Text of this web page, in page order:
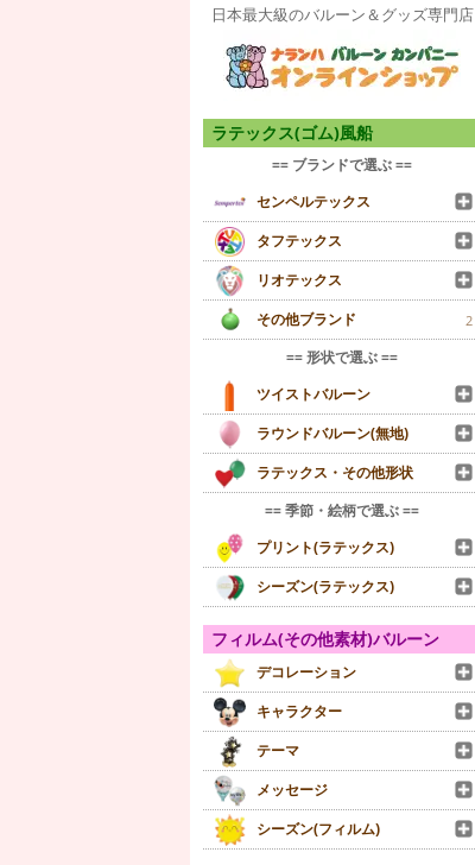
日本最大級のバルーン＆グッズ専門店
ラテックス(ゴム)風船
== ブランドで選ぶ ==
センペルテックス
タフテックス
リオテックス
その他ブランド
2
== 形状で選ぶ ==
ツイストバルーン
ラウンドバルーン(無地)
ラテックス・その他形状
== 季節・絵柄で選ぶ ==
プリント(ラテックス)
シーズン(ラテックス)
フィルム(その他素材)バルーン
デコレーション
キャラクター
テーマ
メッセージ
シーズン(フィルム)